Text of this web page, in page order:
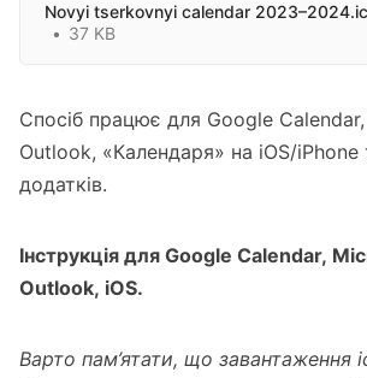
Novyi tserkovnyi calendar
37 KB
Спосіб працює для Google
Outlook, «Календаря» на iOS/iPhone
додатків.
Інструкція для Google Calendar,
Outlook, iOS.
Варто пам’ятати, що завантаження